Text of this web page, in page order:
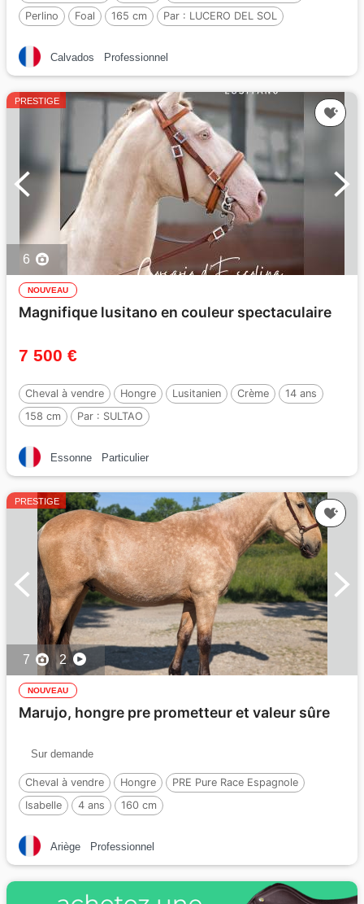
Perlino
Foal 165 cm Par : LUCERO DEL SOL
Calvados Professionnel
PRESTIGE
6
NOUVEAU
Magnifique lusitano en couleur spectaculaire
7 500 €
Cheval à vendre Hongre Lusitanien Crème
14 ans
158 cm
Par : SULTAO
Essonne Particulier
PRESTIGE
7 2
NOUVEAU
Marujo, hongre pre prometteur et valeur sûre
Sur demande
Cheval à vendre Hongre
PRE Pure Race Espagnole
Isabelle
4 ans 160 cm
Ariège Professionnel